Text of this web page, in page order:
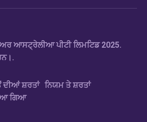
ਆਸਟ੍ਰੇਲੀਆ ਪੀਟੀ ਲਿਮਟਿਡ 2025.
ਦੀਆਂ ਸ਼ਰਤਾਂ ਨਿਯਮ ਤੇ ਸ਼ਰਤਾਂ
ਗਿਆ